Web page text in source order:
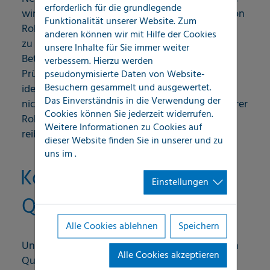
wir auch umfassende Dichtigkeitsprüfungen von
Rohrnetzen an. Ein undichtes Rohrsystem kann
zu erheblichen Wasserschäden und
Betriebsausfällen führen. Durch unsere präzise
Prüfung können Undichtigkeiten schnell
identifiziert und behoben werden. Dies trägt
nicht nur zur Verlängerung der Lebensdauer Ihrer
Rohrsysteme bei, sondern sorgt auch für einen
reibungslosen Betriebsablauf.
Kosteneffizienz und
Qualitätssicherung
Unsere Dienstleistungen entsprechen höchsten
Qualitätsstandards, sodass Sie sich darauf
erforderlich für die grundlegende
Funktionalität unserer Website. Zum
anderen können wir mit Hilfe der Cookies
unsere Inhalte für Sie immer weiter
verbessern. Hierzu werden
pseudonymisierte Daten von Website-
Besuchern gesammelt und ausgewertet.
Das Einverständnis in die Verwendung der
Cookies können Sie jederzeit widerrufen.
Weitere Informationen zu Cookies auf
dieser Website finden Sie in unsererund zu
uns im.
Einstellungen
Alle Cookies ablehnen
Speichern
Alle Cookies akzeptieren